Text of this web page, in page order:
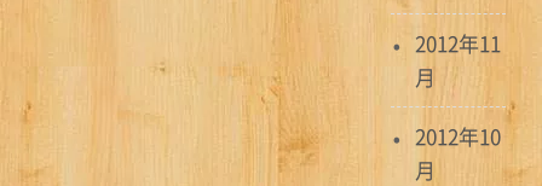
2012年11
月
2012年10
月